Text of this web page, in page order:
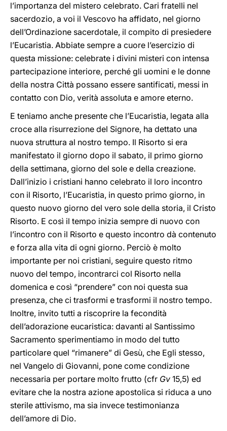
l’importanza del mistero celebrato. Cari fratelli nel
sacerdozio, a voi il Vescovo ha affidato, nel giorno
dell’Ordinazione sacerdotale, il compito di presiedere
l’Eucaristia. Abbiate sempre a cuore l’esercizio di
questa missione: celebrate i divini misteri con intensa
partecipazione interiore, perché gli uomini e le donne
della nostra Città possano essere santificati, messi in
contatto con Dio, verità assoluta e amore eterno.
E teniamo anche presente che l’Eucaristia, legata alla
croce alla risurrezione del Signore, ha dettato una
nuova struttura al nostro tempo. Il Risorto si era
manifestato il giorno dopo il sabato, il primo giorno
della settimana, giorno del sole e della creazione.
Dall’inizio i cristiani hanno celebrato il loro incontro
con il Risorto, l’Eucaristia, in questo primo giorno, in
questo nuovo giorno del vero sole della storia, il Cristo
Risorto. E così il tempo inizia sempre di nuovo con
l’incontro con il Risorto e questo incontro dà contenuto
e forza alla vita di ogni giorno. Perciò è molto
importante per noi cristiani, seguire questo ritmo
nuovo del tempo, incontrarci col Risorto nella
domenica e così “prendere” con noi questa sua
presenza, che ci trasformi e trasformi il nostro tempo.
Inoltre, invito tutti a riscoprire la fecondità
dell’adorazione eucaristica: davanti al Santissimo
Sacramento sperimentiamo in modo del tutto
particolare quel “rimanere” di Gesù, che Egli stesso,
nel Vangelo di Giovanni, pone come condizione
necessaria per portare molto frutto (cfr Gv 15,5) ed
evitare che la nostra azione apostolica si riduca a uno
sterile attivismo, ma sia invece testimonianza
dell’amore di Dio.